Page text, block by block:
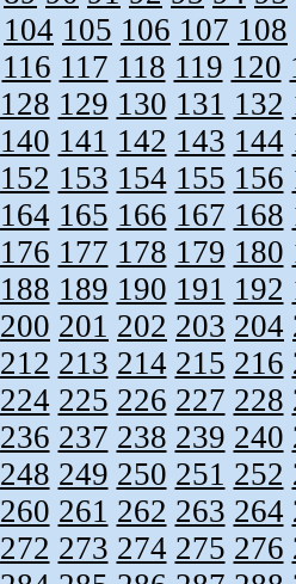
104 105 106 107 108
116 117 118 119 120
128 129 130 131 132
140 141 142 143 144
152 153 154 155 156
164 165 166 167 168
176 177 178 179 180
188 189 190 191 192
200 201 202 203 204
212 213 214 215 216
224 225 226 227 228
236 237 238 239 240
248 249 250 251 252
260 261 262 263 264
272 273 274 275 276